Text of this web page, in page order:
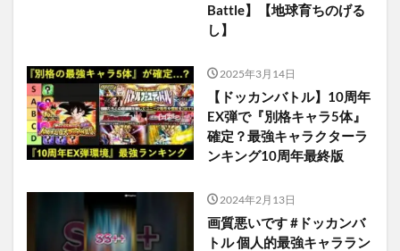
Battle】【地球育ちのげる
し】
2025年3月14日
【ドッカンバトル】10周年
EX弾で『別格キャラ5体』
確定？最強キャラクターラ
ンキング10周年最終版
2024年2月13日
画質悪いです #ドッカンバ
トル 個人的最強キャララン